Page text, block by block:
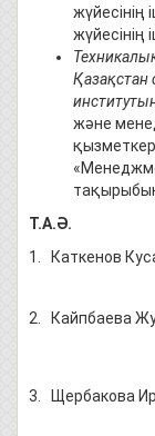
жүйесінің
жүйесінің
Қазақстан
институты
және
Т.А.Ә.
1. Каткенов
2. Кайпбаева
3. Щербакова